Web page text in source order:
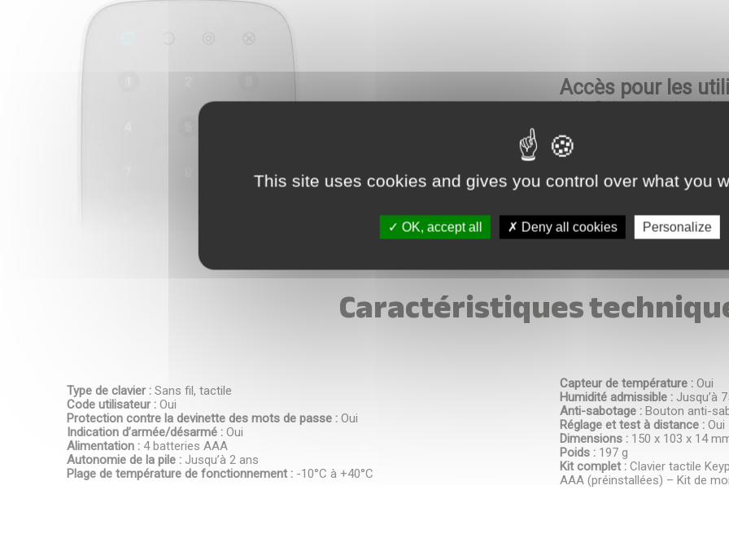
Accès pour les
Le KeyPad prend en charge
nécessaire de créer un
l’agent immobilier : il suffit
Caractéristiques
Type de clavier : Sans fil, tactile
Code utilisateur : Oui
Protection contre la devinette des mots de passe : Oui
Indication d’armée/désarmé : Oui
Alimentation : 4 batteries AAA
Autonomie de la pile : Jusqu’à 2 ans
Plage de température de fonctionnement : -10°C à +40°C
Capteur de température : Oui
Humidité admissible : Jusqu’à
Anti-sabotage : Bouton anti-
Réglage et test à distance : Oui
Dimensions : 150 x 103 x 14
Poids : 197 g
Kit complet : Clavier tactile
AAA (préinstallées) – Kit de
Nom
E-mail
*
This site uses cookies and gives you control over what you
OK, accept all Deny all cookies Personalize